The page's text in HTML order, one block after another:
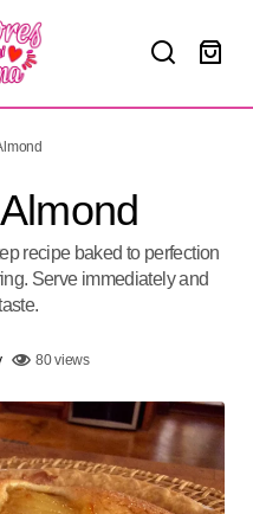
recipe baked to perfection
Serve immediately and
80 views